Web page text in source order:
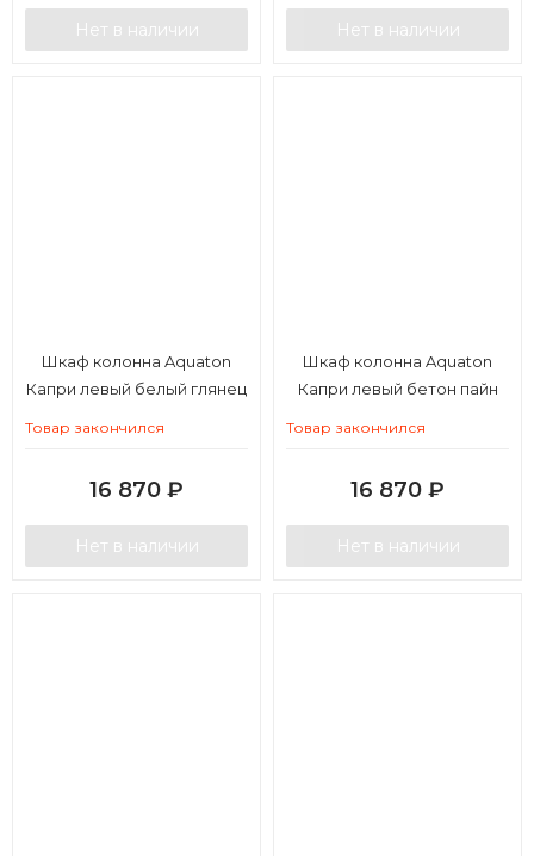
Нет в наличии Нет в наличии
Шкаф колонна Aquaton
Капри левый белый глянец
Товар закончился
16 870 ₽
Нет в наличии
Шкаф колонна Aquaton
Капри левый бетон пайн
Товар закончился
16 870 ₽
Нет в наличии